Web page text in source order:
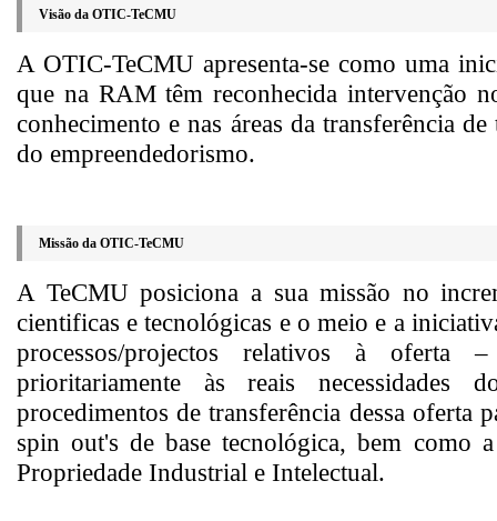
Visão da OTIC-TeCMU
A OTIC-TeCMU apresenta-se como uma
que na RAM têm reconhecida intervenção
conhecimento e nas áreas da transferência
do empreendedorismo.
Missão da OTIC-TeCMU
A TeCMU posiciona a sua missão no
cientificas e tecnológicas e o meio e a
processos/projectos relativos à oferta
prioritariamente às reais
procedimentos de transferência dessa oferta
spin out's de base tecnológica, bem como
Propriedade Industrial e Intelectual.